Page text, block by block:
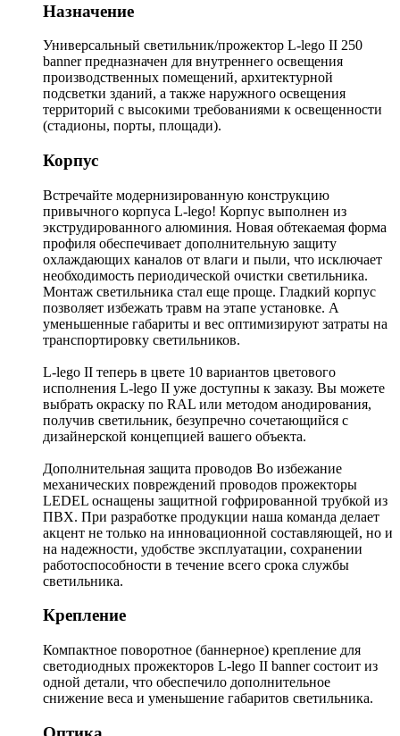
Назначение
Универсальный светильник/прожектор L-lego II 250
banner предназначен для внутреннего освещения
производственных помещений, архитектурной
подсветки зданий, а также наружного освещения
территорий с высокими требованиями к освещенности
(стадионы, порты, площади).
Корпус
Встречайте модернизированную конструкцию
привычного корпуса L-lego! Корпус выполнен из
экструдированного алюминия. Новая обтекаемая форма
профиля обеспечивает дополнительную защиту
охлаждающих каналов от влаги и пыли, что исключает
необходимость периодической очистки светильника.
Монтаж светильника стал еще проще. Гладкий корпус
позволяет избежать травм на этапе установке. А
уменьшенные габариты и вес оптимизируют затраты на
транспортировку светильников.
L-lego II теперь в цвете 10 вариантов цветового
исполнения L-lego II уже доступны к заказу. Вы можете
выбрать окраску по RAL или методом анодирования,
получив светильник, безупречно сочетающийся с
дизайнерской концепцией вашего объекта.
Дополнительная защита проводов Во избежание
механических повреждений проводов прожекторы
LEDEL оснащены защитной гофрированной трубкой из
ПВХ. При разработке продукции наша команда делает
акцент не только на инновационной составляющей, но и
на надежности, удобстве эксплуатации, сохранении
работоспособности в течение всего срока службы
светильника.
Крепление
Компактное поворотное (баннерное) крепление для
светодиодных прожекторов L-lego II banner состоит из
одной детали, что обеспечило дополнительное
снижение веса и уменьшение габаритов светильника.